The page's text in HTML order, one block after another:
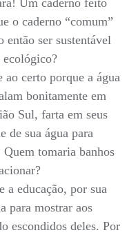
Um caderno feito
o caderno “comum”
então ser sustentável
ao certo porque a água
bonitamente em
Sul, farta em seus
de sua água para
Quem tomaria banhos
a educação, por sua
para mostrar aos
escondidos deles. Por